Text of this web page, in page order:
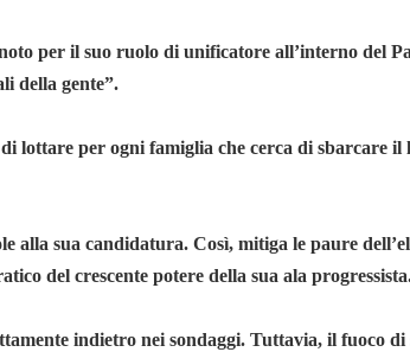
per il suo ruolo di unificatore all’interno del
della gente”.
lottare per ogni famiglia che cerca di sbarcare
alla sua candidatura. Così, mitiga le paure
del crescente potere della sua ala
indietro nei sondaggi. Tuttavia, il fuoco